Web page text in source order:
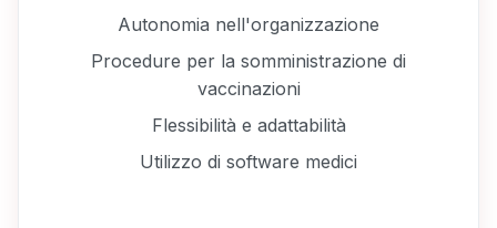
Autonomia nell'organizzazione
Procedure per la somministrazione di
vaccinazioni
Flessibilità e adattabilità
Utilizzo di software medici